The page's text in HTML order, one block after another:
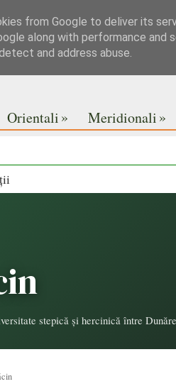
Orientali» Meridionali»
stepică și hercinică între
from Google to deliver its
along with performance
and address abuse.